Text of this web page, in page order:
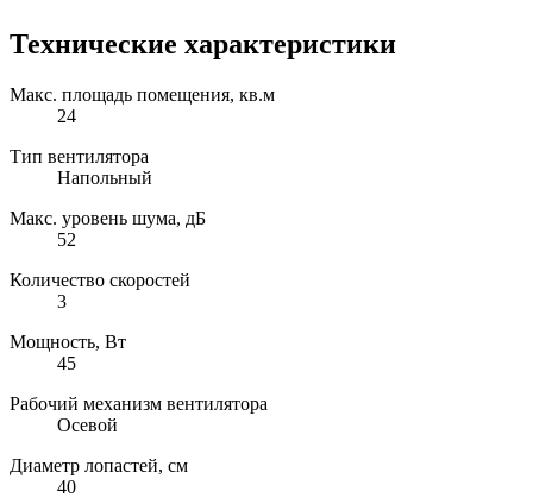
Технические характеристики
Макс. площадь помещения, кв.м
24
Тип вентилятора
Напольный
Макс. уровень шума, дБ
52
Количество скоростей
3
Мощность, Вт
45
Рабочий механизм вентилятора
Осевой
Диаметр лопастей, см
40